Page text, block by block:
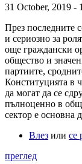
31 October, 2019 -
През последните
и сериозно за
още граждански
общество и
партиите,
Конституцията в
да могат да се
пълноценно в
сектор е основна
Влез или се
преглед